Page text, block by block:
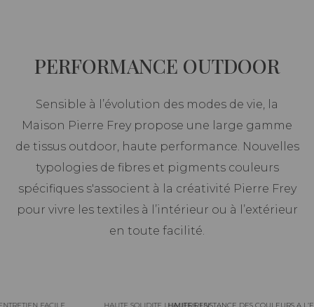
PERFORMANCE OUTDOOR
Sensible à l’évolution des modes de vie, la
Maison Pierre Frey propose une large gamme
de tissus outdoor, haute performance. Nouvelles
typologies de fibres et pigments couleurs
spécifiques s'associent à la créativité Pierre Frey
pour vivre les textiles à l’intérieur ou à l’extérieur
en toute facilité.